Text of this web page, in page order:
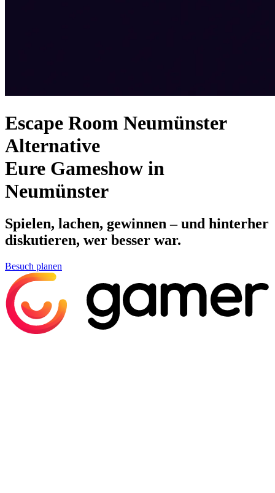
Escape Room Neumünster
Alternative
Eure Gameshow in
Neumünster
Spielen, lachen, gewinnen – und hinterher
diskutieren, wer besser war.
Besuch planen